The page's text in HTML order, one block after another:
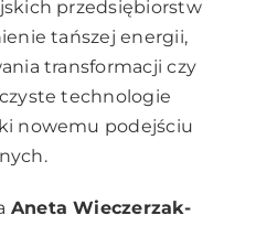
przedsiębiorstw
tańszej energii,
transformacji czy
technologie
nowemu podejściu
Aneta Wieczerzak-